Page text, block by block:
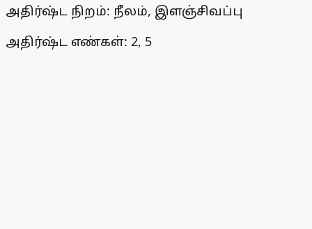
அதிர்ஷ்ட நிறம்: நீலம், இளஞ்சிவப்பு
அதிர்ஷ்ட எண்கள்: 2, 5